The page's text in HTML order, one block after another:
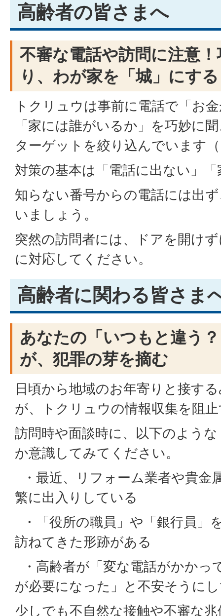
高齢者の皆さまへ
不審な電話や訪問に注意
り、わが家を「城」にする
トクリュウは事前に電話で「お
「家には誰がいるか」を巧妙に
ターゲットを絞り込んでいます
対策の基本は「電話に出ない」
知らない番号からの電話には出
いましょう。
突然の訪問者には、ドアを開け
に対応してください。
高齢者に関わる皆さま
あなたの「いつもと違う
が、犯罪の芽を摘む
日頃から地域のお年寄りと接す
が、トクリュウの情報収集を阻
訪問時や面談時に、以下のよう
か意識してみてください。
・最近、リフォーム業者や貴金
繁に出入りしている
・「役所の職員」や「銀行員」
訪ねてきた形跡がある
・高齢者が「変な電話がかかっ
が必要になった」と不安そうに
少しでも不自然な接触や不審な